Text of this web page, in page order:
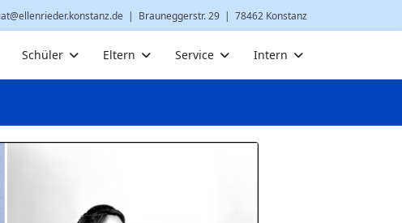
| Brauneggerstr. 29 | 78462 Konstanz
Schüler Eltern Service Intern